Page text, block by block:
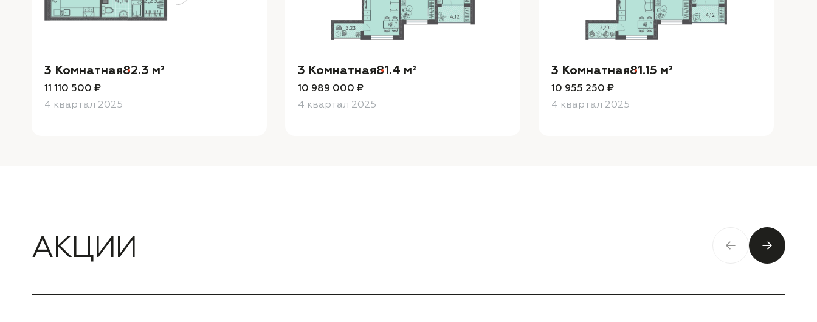
3 Комнатная82.3 м²
11 110 500 ₽
4 квартал 2025
3 Комнатная81.4 м²
10 989 000 ₽
4 квартал 2025
3 Комнатная81.15 м²
10 955 250 ₽
4 квартал 2025
АКЦИИ